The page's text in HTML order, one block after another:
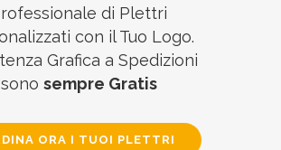
di Plettri
con il Tuo Logo.
Grafica a Spedizioni
sono sempre Gratis
ORA I TUOI PLETTRI